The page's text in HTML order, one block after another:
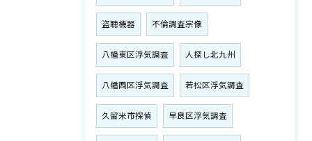
盗聴機器 不倫調査宗像
八幡東区浮気調査 人探し北九州
八幡西区浮気調査 若松区浮気調査
久留米市探偵 早良区浮気調査